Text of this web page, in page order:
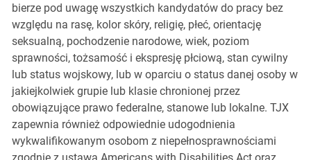
bierze pod uwagę wszystkich kandydatów do pracy bez
względu na rasę, kolor skóry, religię, płeć, orientację
seksualną, pochodzenie narodowe, wiek, poziom
sprawności, tożsamość i ekspresję płciową, stan cywilny
lub status wojskowy, lub w oparciu o status danej osoby w
jakiejkolwiek grupie lub klasie chronionej przez
obowiązujące prawo federalne, stanowe lub lokalne. TJX
zapewnia również odpowiednie udogodnienia
wykwalifikowanym osobom z niepełnosprawnościami
zgodnie z ustawą Americans with Disabilities Act oraz